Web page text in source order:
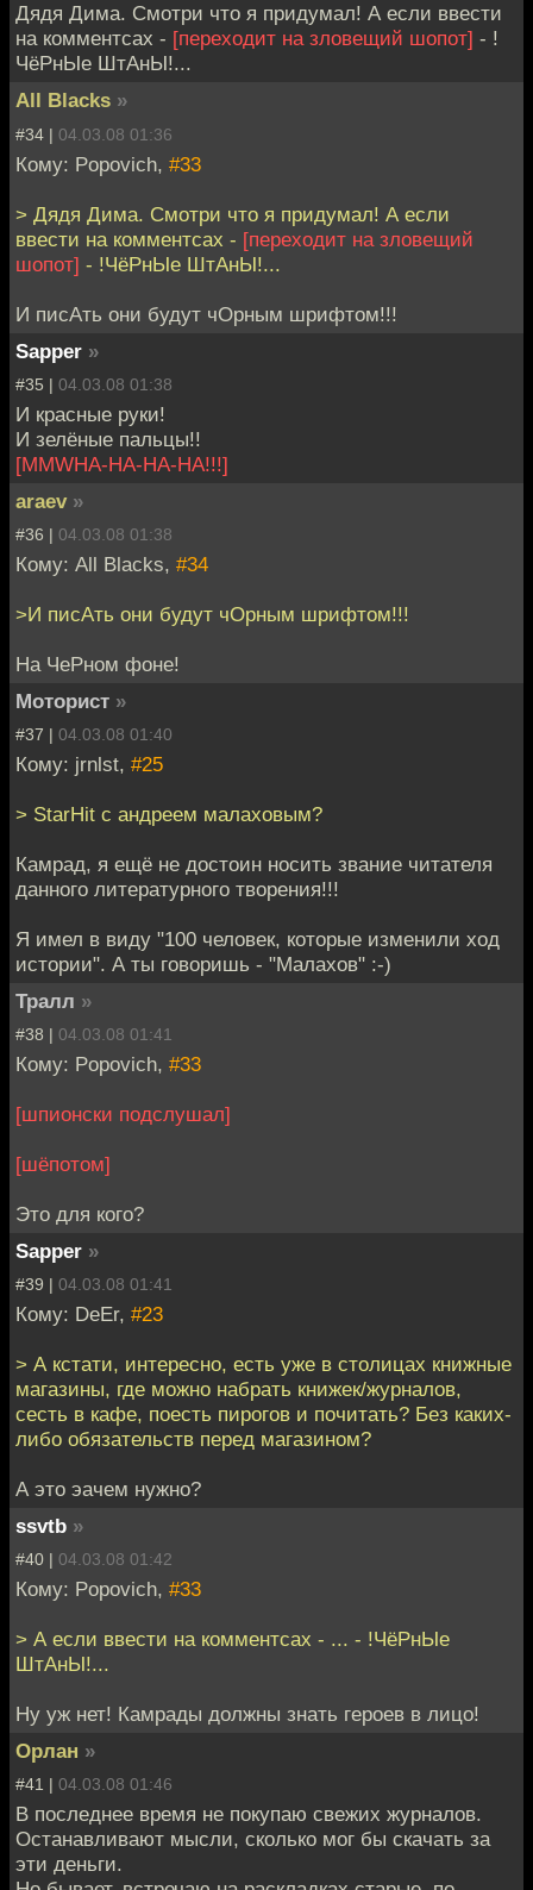
Дядя Дима. Смотри что я придумал! А если ввести
на комментсах - [переходит на зловещий шопот] - !
ЧёРнЫе ШтАнЫ!...
All Blacks »
#34 | 04.03.08 01:36
Кому: Popovich, #33
> Дядя Дима. Смотри что я придумал! А если
ввести на комментсах - [переходит на зловещий
шопот] - !ЧёРнЫе ШтАнЫ!...
И писАть они будут чОрным шрифтом!!!
Sapper »
#35 | 04.03.08 01:38
И красные руки!
И зелёные пальцы!!
[MMWHA-HA-HA-HA!!!]
araev »
#36 | 04.03.08 01:38
Кому: All Blacks, #34
>И писАть они будут чОрным шрифтом!!!
На ЧеРном фоне!
Моторист »
#37 | 04.03.08 01:40
Кому: jrnlst, #25
> StarHit с андреем малаховым?
Камрад, я ещё не достоин носить звание читателя
данного литературного творения!!!
Я имел в виду "100 человек, которые изменили ход
истории". А ты говоришь - "Малахов" :-)
Тралл »
#38 | 04.03.08 01:41
Кому: Popovich, #33
[шпионски подслушал]
[шёпотом]
Это для кого?
Sapper »
#39 | 04.03.08 01:41
Кому: DeEr, #23
> А кстати, интересно, есть уже в столицах книжные
магазины, где можно набрать книжек/журналов,
сесть в кафе, поесть пирогов и почитать? Без каких-
либо обязательств перед магазином?
А это эачем нужно?
ssvtb »
#40 | 04.03.08 01:42
Кому: Popovich, #33
> А если ввести на комментсах - ... - !ЧёРнЫе
ШтАнЫ!...
Ну уж нет! Камрады должны знать героев в лицо!
Орлан »
#41 | 04.03.08 01:46
В последнее время не покупаю свежих журналов.
Останавливают мысли, сколько мог бы скачать за
эти деньги.